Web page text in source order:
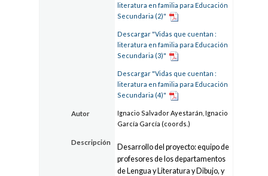
literatura en familia para Educación
Secundaria (2)"
Descargar "Vidas que cuentan :
literatura en familia para Educación
Secundaria (3)"
Descargar "Vidas que cuentan :
literatura en familia para Educación
Secundaria (4)"
Autor
Ignacio Salvador Ayestarán, Ignacio
García García (coords.)
Descripción
Desarrollo del proyecto: equipo de
profesores de los departamentos
de Lengua y Literatura y Dibujo, y